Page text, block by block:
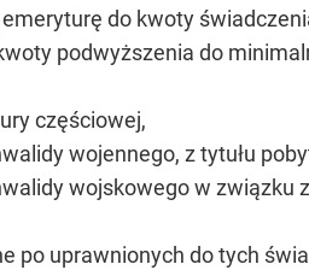
do kwoty
podwyższenia do
częściowej,
wojennego, z tytułu
wojskowego w związku
po uprawnionych do tych